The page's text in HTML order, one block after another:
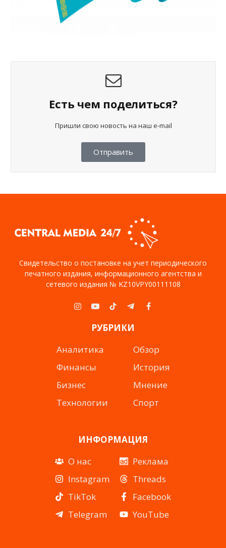
Есть чем поделиться?
Пришли свою новость на наш e-mail
Отправить
Свидетельство о постановке на учет периодического
печатного издания, информационного агентства и
сетевого издания № KZ10VPY00111108
Instagram
YouTubeTikTokTelegramFacebook
РУБРИКИ
Аналитика
Финансы
Бизнес
Технологии
Обзор
История
Мнение
Спорт
ИНФОРМАЦИЯ
О нас
Instagram
TikTok
Telegram
Реклама
Threads
Facebook
YouTube